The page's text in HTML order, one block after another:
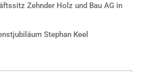
Zehnder Holz und Bau AG in
Stephan Keel